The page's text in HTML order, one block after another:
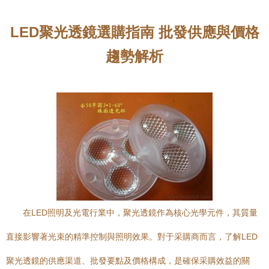
LED聚光透鏡選購指南 批發供應與價格
趨勢解析
在LED照明及光電行業中，聚光透鏡作為核心光學元件，其質量
直接影響著光束的精準控制與照明效果。對于采購商而言，了解LED
聚光透鏡的供應渠道、批發要點及價格構成，是確保采購效益的關